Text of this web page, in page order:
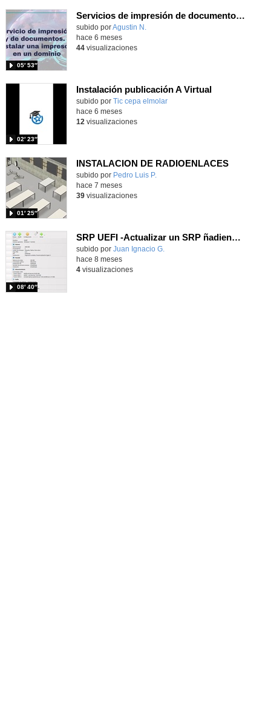
Servicios de impresión de documentos. Instalación de impresoras en un dominio.
Contenido educativo.
subido porAgustin N.
05′ 53″
hace 6 meses
44visualizaciones
Instalación publicación A Virtual
subido por Tic cepa elmolar
02′ 23″
-
hace 6 meses
12 visualizaciones
INSTALACION DE RADIOENLACES
Contenido educativo.
subido por Pedro Luis P.
01′ 25″
hace 7 meses
39visualizaciones
SRP UEFI -Actualizar un SRP ñadiendo los UUID de las particiones en los menus de GRUB.
Contenido educativo.
subido por Juan Ignacio G.
08′ 40″
hace 8 meses
4visualizaciones